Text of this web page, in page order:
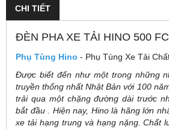
CHI TIẾT
ĐÈN PHA XE TẢI HINO 500
Phụ Tùng Hino - Phụ Tùng Xe Tải
Được biết đến như một trong những
truyền thống nhất Nhật Bản với 100
trải qua một chặng đường dài trước
bắt đầu . Hiện nay, Hino là hãng lớn
xe tải hạng trung và hạng nặng. Chất